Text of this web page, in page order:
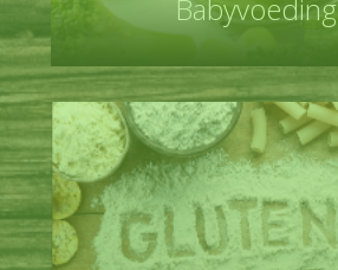
Babyvoeding